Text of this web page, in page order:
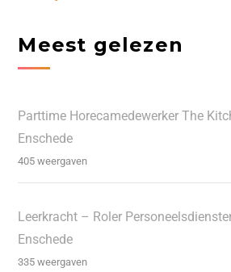
Meest gelezen
Parttime Horecamedewerker The
Enschede
405 weergaven
Leerkracht – Roler
Enschede
335 weergaven